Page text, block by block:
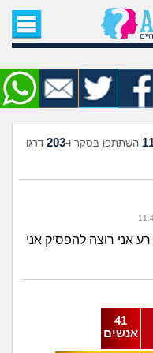
הבית
שאלה
חדשות
שעוררו עניין
קורה כאן?
השתתפו בסקר ו-203 דרגו
אני רוצה להפסיק אני
41
אנשים